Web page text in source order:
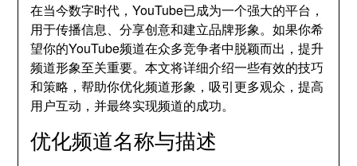
在当今数字时代，YouTube已成为一个强大的平台，
用于传播信息、分享创意和建立品牌形象。如果你希
望你的YouTube频道在众多竞争者中脱颖而出，提升
频道形象至关重要。本文将详细介绍一些有效的技巧
和策略，帮助你优化频道形象，吸引更多观众，提高
用户互动，并最终实现频道的成功。
优化频道名称与描述